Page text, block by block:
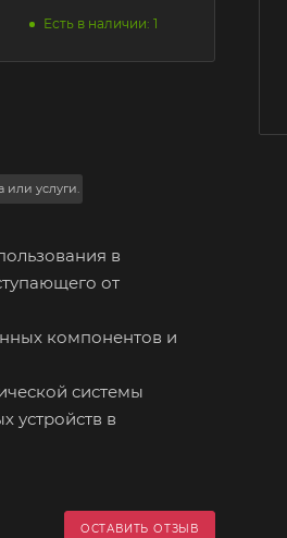
Есть в наличии: 1
или услуги.
в
от
компонентов и
системы
устройств в
ОСТАВИТЬ ОТЗЫВ